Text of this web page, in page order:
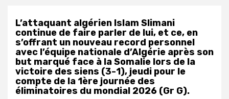
L’attaquant algérien Islam Slimani
continue de faire parler de lui, et ce, en
s’offrant un nouveau record personnel
avec l’équipe nationale d’Algérie après son
but marqué face à la Somalie lors de la
victoire des siens (3-1), jeudi pour le
compte de la 1ère journée des
éliminatoires du mondial 2026 (Gr G).